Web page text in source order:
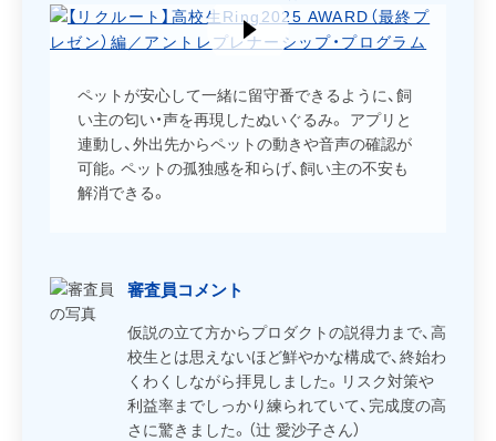
ペットが安心して一緒に留守番できるように、飼
い主の匂い・声を再現したぬいぐるみ。 アプリと
連動し、外出先からペットの動きや音声の確認が
可能。ペットの孤独感を和らげ、飼い主の不安も
解消できる。
審査員コメント
仮説の立て方からプロダクトの説得力まで、高
校生とは思えないほど鮮やかな構成で、終始わ
くわくしながら拝見しました。リスク対策や
利益率までしっかり練られていて、完成度の高
さに驚きました。（辻 愛沙子さん）